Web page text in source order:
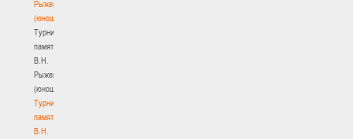
Рыженкова
(юноши)
Турнир
памяти
В.Н.
Рыженкова
(юноши)
Турнир
памяти
В.Н.